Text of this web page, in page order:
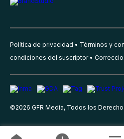
Política de privacidad Términos y
condiciones del suscriptor
©2026 GFR Media, Todos los